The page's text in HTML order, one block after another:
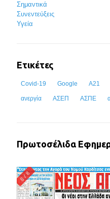
Σημαντικά
Συνεντεύξεις
Υγεία
Ετικέτες
Covid-19 Google Α21
ανεργία ΑΣΕΠ ΑΣΠΕ
Πρωτοσέλιδα